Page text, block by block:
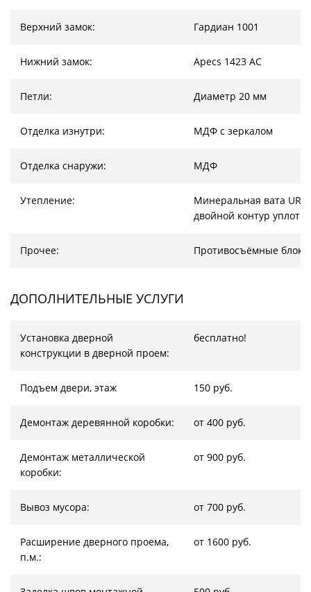
Верхний замок: Гардиан 1001
Нижний замок: Apecs 1423 AC
Петли: Диаметр 20 мм
Отделка изнутри: МДФ с зеркалом
Отделка снаружи: МДФ
Утепление:
Минеральная вата
двойной контур
Прочее: Противосъёмные
ДОПОЛНИТЕЛЬНЫЕ УСЛУГИ
Установка дверной
конструкции в дверной проем:
бесплатно!
Подъем двери, этаж 150 руб.
Демонтаж деревянной коробки: от 400 руб.
Демонтаж металлической
коробки:
от 900 руб.
Вывоз мусора: от 700 руб.
Расширение дверного проема,
п.м.:
от 1600 руб.